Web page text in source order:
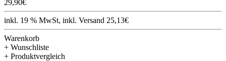
29,90€
inkl. 19 % MwSt, inkl. Versand 25,13€
Warenkorb
+ Wunschliste
+ Produktvergleich